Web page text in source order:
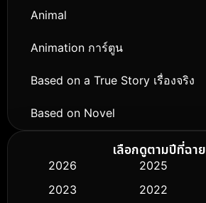
Animal
Animation การ์ตูน
Based on a True Story เรื่องจริง
Based on Novel
Biography ชีวิตจริงเลือกดูตามปีที่ฉาย
2026 2025
2023
2022